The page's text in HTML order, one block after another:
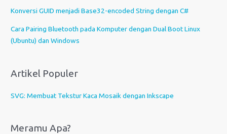
a
a
s
Konversi GUID menjadi Base32-encoded String dengan C#
Cara Pairing Bluetooth pada Komputer dengan Dual Boot Linux
(Ubuntu) dan Windows
Artikel Populer
SVG: Membuat Tekstur Kaca Mosaik dengan Inkscape
Meramu Apa?